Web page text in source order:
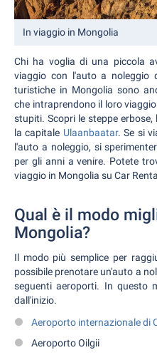
In viaggio in Mongolia
Chi ha voglia di una piccola
viaggio con l'auto a noleggio
turistiche in Mongolia sono
che intraprendono il loro
stupiti. Scopri le steppe
la capitale Ulaanbaatar. Se si
l'auto a noleggio, si
per gli anni a venire. Potete
viaggio in Mongolia su Car
Qual è il modo
Mongolia?
Il modo più semplice per
possibile prenotare un'auto a
seguenti aeroporti. In questo
dall'inizio.
Aeroporto internazionale di
Aeroporto Oilgii